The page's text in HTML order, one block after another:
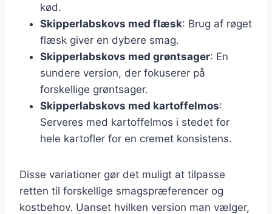
kød.
Skipperlabskovs med flæsk: Brug af røget
flæsk giver en dybere smag.
Skipperlabskovs med grøntsager: En
sundere version, der fokuserer på
forskellige grøntsager.
Skipperlabskovs med kartoffelmos:
Serveres med kartoffelmos i stedet for
hele kartofler for en cremet konsistens.
Disse variationer gør det muligt at tilpasse
retten til forskellige smagspræferencer og
kostbehov. Uanset hvilken version man vælger,